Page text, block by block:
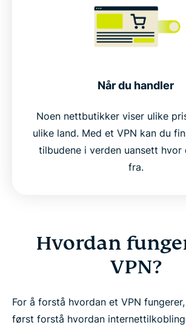
Når du handler
Noen nettbutikker viser ulike
ulike land. Med et VPN kan du
tilbudene i verden uansett hvor
fra.
Hvordan
VPN?
For å forstå hvordan et VPN
først forstå hvordan